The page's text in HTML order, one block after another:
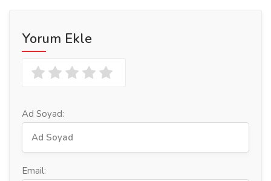
Yorum Ekle
Ad Soyad:
Email: